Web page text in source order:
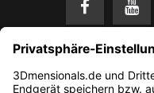
* Alle Preise in EUR inkl.
Änderungen und Irrtümer
© 2026 3Dmensionals /